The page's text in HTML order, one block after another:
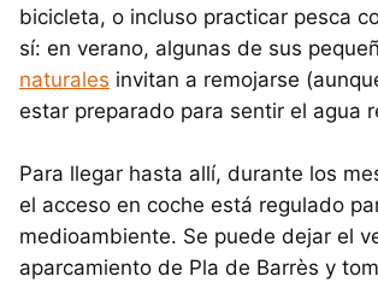
bicicleta, o incluso practicar pesca
sí: en verano, algunas de sus
naturales invitan a remojarse
estar preparado para sentir el agua
Para llegar hasta allí, durante los
el acceso en coche está regulado
medioambiente. Se puede dejar el
aparcamiento de Pla de Barrès y